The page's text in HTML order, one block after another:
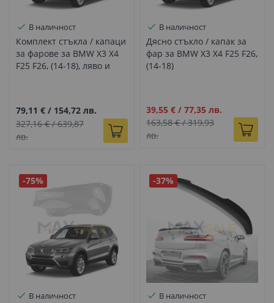
В наличност
Комплект стъкла / капаци
за фарове за BMW X3 X4
F25 F26, (14-18), ляво и
79,11 € / 154,72 лв.
327,16 €/639,87
лв.
В наличност
Дясно стъкло / капак за
фар за BMW X3 X4 F25 F26,
(14-18)
Промо
цена
39,55 € /77,35 лв.
163,58 €/319,93
лв.
-75%
В наличност
-37%
В наличност